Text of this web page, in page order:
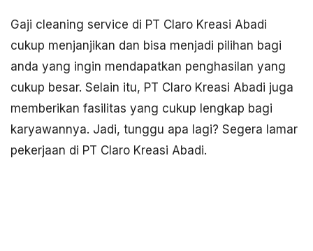
Gaji cleaning service di PT Claro Kreasi Abadi
cukup menjanjikan dan bisa menjadi pilihan bagi
anda yang ingin mendapatkan penghasilan yang
cukup besar. Selain itu, PT Claro Kreasi Abadi juga
memberikan fasilitas yang cukup lengkap bagi
karyawannya. Jadi, tunggu apa lagi? Segera lamar
pekerjaan di PT Claro Kreasi Abadi.